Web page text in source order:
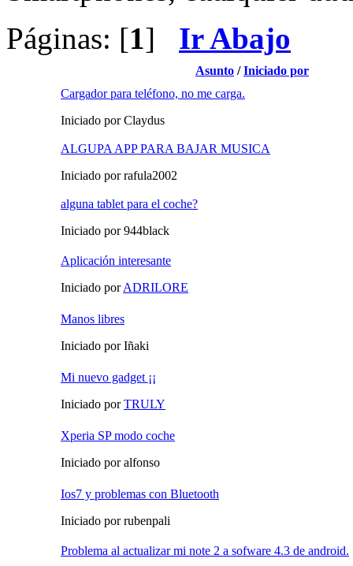
Páginas: [1] Ir Abajo
Asunto /Iniciado por
Cargador para teléfono, no me carga.
Iniciado por Claydus
ALGUPA APP PARA BAJAR MUSICA
Iniciado por rafula2002
alguna tablet para el coche?
Iniciado por 944black
Aplicación interesante
Iniciado porADRILORE
Manos libres
Iniciado por Iñaki
Mi nuevo gadget ¡¡
Iniciado porTRULY
Xperia SP modo coche
Iniciado por alfonso
Ios7 y problemas con Bluetooth
Iniciado por rubenpali
Problema al actualizar mi note 2 a sofware 4.3 de android.